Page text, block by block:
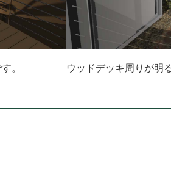
。 ウッドデッキ周りが明